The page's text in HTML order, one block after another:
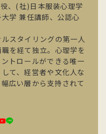
、(社)日本服装心理学
学 兼任講師、公認心
スタイリングの第一人
を経て独立。心理学を
トロールができる唯一
て、経営者や文化人な
広い層から支持されて